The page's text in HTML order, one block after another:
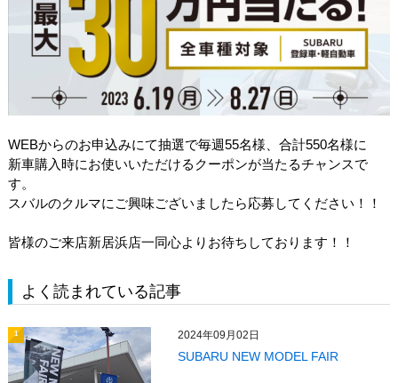
WEBからのお申込みにて抽選で毎週55名様、合計550名様に
新車購入時にお使いいただけるクーポンが当たるチャンスで
す。
スバルのクルマにご興味ございましたら応募してください！！
皆様のご来店新居浜店一同心よりお待ちしております！！
よく読まれている記事
1 2024年09月02日
SUBARU NEW MODEL FAIR